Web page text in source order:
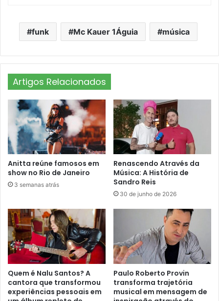
funk Mc Kauer 1Águia música
Artigos Relacionados
Anitta reúne famosos em
show no Rio de Janeiro
3 semanas atrás
Renascendo Através da
Música: A História de
Sandro Reis
30 de junho de 2026
Quem é Nalu Santos? A
cantora que transformou
experiências pessoais em
Paulo Roberto Provin
transforma trajetória
musical em mensagem de